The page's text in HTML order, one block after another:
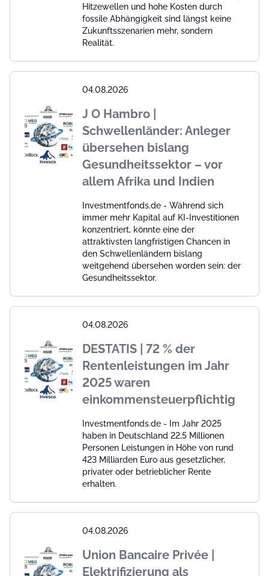
Hitzewellen und hohe Kosten durch
fossile Abhängigkeit sind längst keine
Zukunftsszenarien mehr, sondern
Realität.
04.08.2026
J O Hambro |
Schwellenländer: Anleger
übersehen bislang
Gesundheitssektor – vor
allem Afrika und Indien
Investmentfonds.de - Während sich
immer mehr Kapital auf KI-Investitionen
konzentriert, könnte eine der
attraktivsten langfristigen Chancen in
den Schwellenländern bislang
weitgehend übersehen worden sein: der
Gesundheitssektor.
04.08.2026
DESTATIS | 72 % der
Rentenleistungen im Jahr
2025 waren
einkommensteuerpflichtig
Investmentfonds.de - Im Jahr 2025
haben in Deutschland 22,5 Millionen
Personen Leistungen in Höhe von rund
423 Milliarden Euro aus gesetzlicher,
privater oder betrieblicher Rente
erhalten.
04.08.2026
Union Bancaire Privée |
Elektrifizierung als